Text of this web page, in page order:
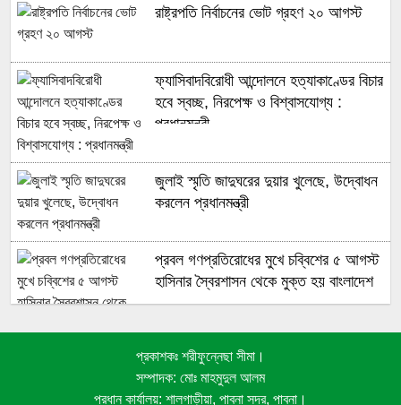
রাষ্ট্রপতি নির্বাচনের ভোট গ্রহণ ২০ আগস্ট
ফ্যাসিবাদবিরোধী আন্দোলনে হত্যাকাণ্ডের বিচার
হবে স্বচ্ছ, নিরপেক্ষ ও বিশ্বাসযোগ্য :
প্রধানমন্ত্রী
জুলাই স্মৃতি জাদুঘরের দুয়ার খুলেছে, উদ্বোধন
করলেন প্রধানমন্ত্রী
প্রবল গণপ্রতিরোধের মুখে চব্বিশের ৫ আগস্ট
হাসিনার স্বৈরশাসন থেকে মুক্ত হয় বাংলাদেশ
জুলাই গণঅভ্যুত্থানে সুপ্রিম কোর্টের
আইনজীবীদের ঐতিহাসিক ভূমিকা
প্রকাশকঃ শরীফুন্নেছা সীমা।
সম্পাদক: মোঃ মাহমুদুল আলম
প্রধান কার্যালয়: শালগাড়ীয়া, পাবনা সদর, পাবনা।